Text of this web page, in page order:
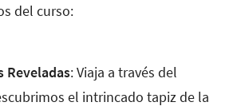
del curso:
Reveladas: Viaja a través del
el intrincado tapiz de la